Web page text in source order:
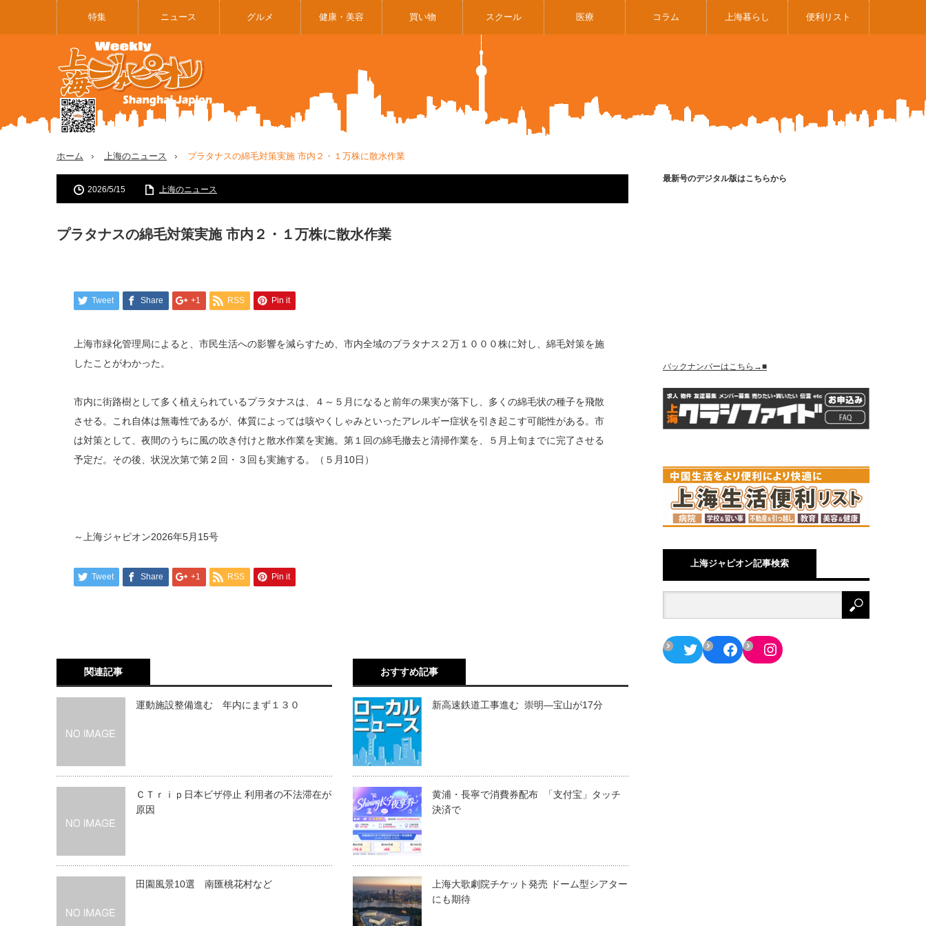
特集 ニュース グルメ 健康・美容 買い物 スクール 医療 コラム 上海暮らし 便利リスト
ホーム 上海のニュース プラタナスの綿毛対策実施 市内２・１万株に散水作業
2026/5/15 上海のニュース
プラタナスの綿毛対策実施 市内２・１万株に散水作業
Tweet Share +1 RSS Pin it
上海市緑化管理局によると、市民生活への影響を減らすため、市内全域のプラタナス２万１０００株に対し、綿毛対策を施
したことがわかった。
市内に街路樹として多く植えられているプラタナスは、４～５月になると前年の果実が落下し、多くの綿毛状の種子を飛散
させる。これ自体は無毒性であるが、体質によっては咳やくしゃみといったアレルギー症状を引き起こす可能性がある。市
は対策として、夜間のうちに風の吹き付けと散水作業を実施。第１回の綿毛撤去と清掃作業を、５月上旬までに完了させる
予定だ。その後、状況次第で第２回・３回も実施する。（５月10日）
～上海ジャピオン2026年5月 15号
Tweet Share +1 RSS Pin it
関連記事
運動施設整備進む 年内にまず１３０
ＣＴｒｉｐ日本ビザ停止 利用者の不法滞在が
原因
田園風景10選 南匯桃花村など
おすすめ記事
新高速鉄道工事進む 崇明―宝山が17分
黄浦・長寧で消費券配布 「支付宝」タッチ
決済で
上海大歌劇院チケット発売 ドーム型シアター
にも期待
最新号のデジタル版はこちらから
バックナンバーはこちら→■
上海ジャピオン記事検索
TwitterFacebookInstagram